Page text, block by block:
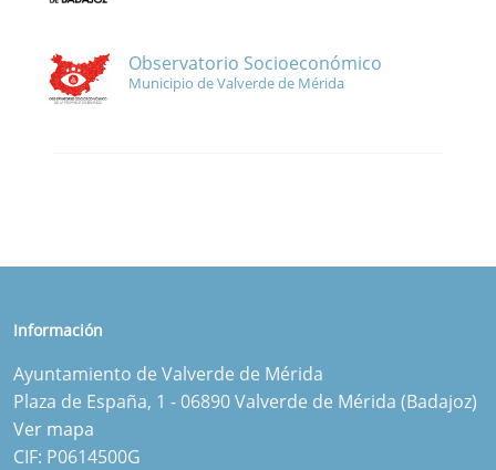
Observatorio Socioeconómico
Municipio de Valverde de Mérida
Información
Ayuntamiento de Valverde de Mérida
Plaza de España, 1 - 06890 Valverde de Mérida (Badajoz)
Ver mapa
CIF: P0614500G